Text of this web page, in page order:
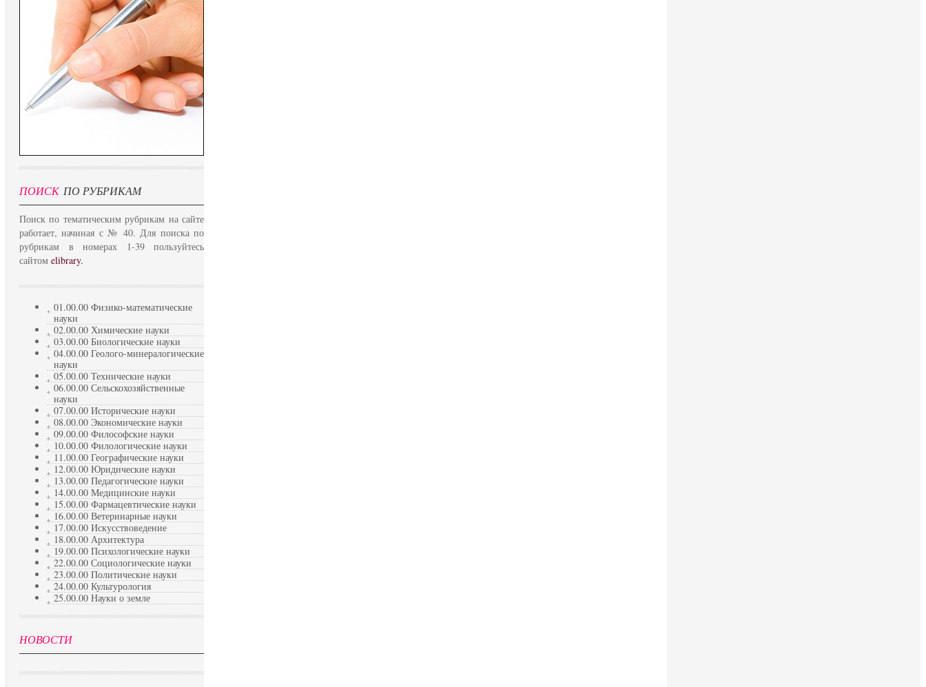
ПОИСК ПО РУБРИКАМ
Поиск по тематическим рубрикам на сайте
работает, начиная с № 40. Для поиска по
рубрикам в номерах 1-39 пользуйтесь
сайтом elibrary.
01.00.00 Физико-математические
науки
02.00.00 Химические науки
03.00.00 Биологические науки
04.00.00 Геолого-минералогические
науки
05.00.00 Технические науки
06.00.00 Сельскохозяйственные
науки
07.00.00 Исторические науки
08.00.00 Экономические науки
09.00.00 Философские науки
10.00.00 Филологические науки
11.00.00 Географические науки
12.00.00 Юридические науки
13.00.00 Педагогические науки
14.00.00 Медицинские науки
15.00.00 Фармацевтические науки
16.00.00 Ветеринарные науки
17.00.00 Искусствоведение
18.00.00 Архитектура
19.00.00 Психологические науки
22.00.00 Социологические науки
23.00.00 Политические науки
24.00.00 Культурология
25.00.00 Науки о земле
НОВОСТИ